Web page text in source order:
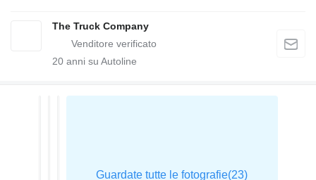
The Truck Company
20 anni su Autoline